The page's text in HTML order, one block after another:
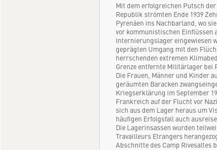
Mit dem erfolgreichen Putsch
Republik strömten Ende 1939
Pyrenäen ins Nachbarland, wo
vor kommunistischen Einflüssen
Internierungslager eingewiesen
geprägten Umgang mit den
herrschenden extremen
Grenze entfernte Militärlager bei
Die Frauen, Männer und Kinder
geräumten Baracken
Kriegserklärung im September
Frankreich auf der Flucht vor
sich aus dem Lager heraus um
häufigen Erfolgsfall auch
Die Lagerinsassen wurden
Travailleurs Etrangers
Abschnitte des Camp Rivesaltes